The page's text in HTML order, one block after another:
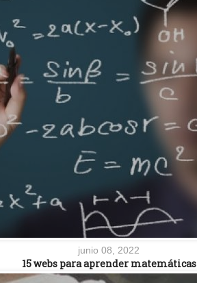
junio 08, 2022
15 webs para aprender matemáticas